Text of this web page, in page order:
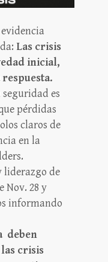
evidencia
Las crisis
inicial,
es
pérdidas
claros de
en la
liderazgo de
Nov. 28 y
informando
deben
crisis